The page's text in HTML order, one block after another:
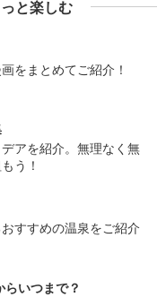
と楽しむ
をまとめてご紹介！
アを紹介。無理なく無
う！
すすめの温泉をご紹介
いつまで？